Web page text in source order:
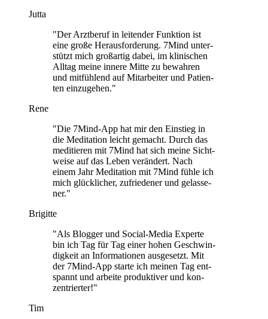
Jutta
"Der Arzt­be­ruf in lei­ten­der Funk­tion ist
eine große Her­aus­for­de­rung. 7Mind unter­
stützt mich groß­ar­tig dabei, im kli­ni­schen
Alltag meine innere Mitte zu bewah­ren
und mit­füh­lend auf Mit­ar­bei­ter und Pati­en­
ten ein­zu­ge­hen."
Rene
"Die 7Mind-App hat mir den Ein­stieg in
die Medi­ta­tion leicht gemacht. Durch das
medi­tie­ren mit 7Mind hat sich meine Sicht­
weise auf das Leben ver­än­dert. Nach
einem Jahr Medi­ta­tion mit 7Mind fühle ich
mich glück­li­cher, zufrie­de­ner und gelas­se­
ner."
Brigitte
"Als Blog­ger und Social-Media Experte
bin ich Tag für Tag einer hohen Geschwin­
dig­keit an Infor­ma­tio­nen aus­ge­setzt. Mit
der 7Mind-App starte ich meinen Tag ent­
spannt und arbeite pro­duk­ti­ver und kon­
zen­trier­ter!"
Tim